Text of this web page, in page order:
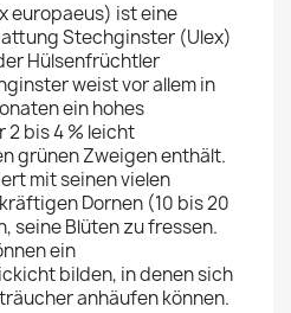
europaeus) ist eine
Stechginster (Ulex)
Hülsenfrüchtler
weist vor allem in
ein hohes
2 bis 4 % leicht
grünen Zweigen enthält.
mit seinen vielen
Dornen (10 bis 20
seine Blüten zu fressen.
ein
bilden, in denen sich
anhäufen können.